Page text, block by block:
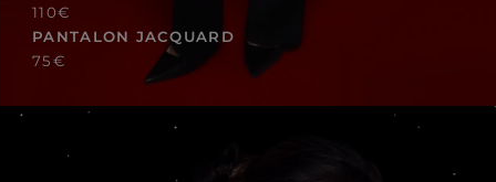
110€
PANTALON JACQUARD
75€